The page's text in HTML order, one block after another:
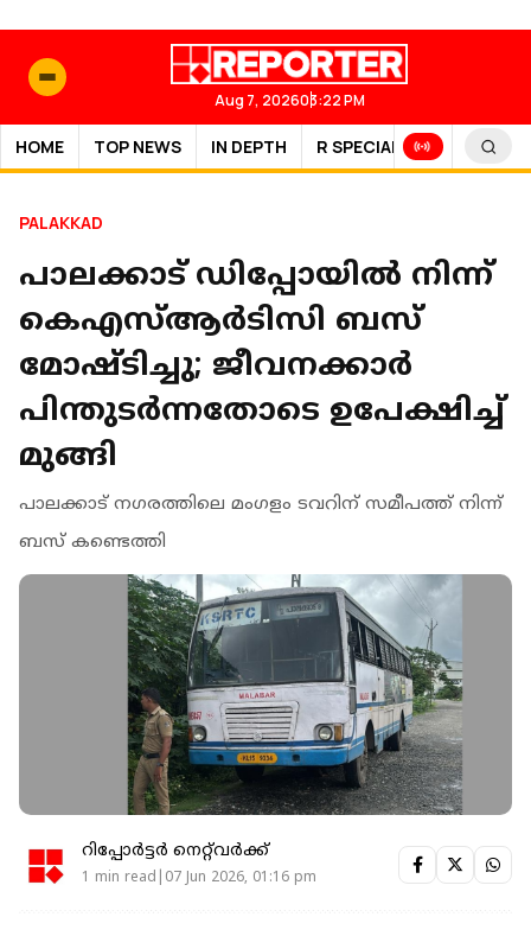
Aug 7, 202603:22 PM
HOME TOP NEWS IN DEPTH R SPECIAL SPORTS
PALAKKAD
പാലക്കാട് ഡിപ്പോയിൽ നിന്ന്
കെഎസ്ആർടിസി ബസ്
മോഷ്ടിച്ചു; ജീവനക്കാർ
പിന്തുടർന്നതോടെ ഉപേക്ഷിച്ച്
മുങ്ങി
പാലക്കാട് നഗരത്തിലെ മംഗളം ടവറിന് സമീപത്ത് നിന്ന്
ബസ് കണ്ടെത്തി
റിപ്പോർട്ടർ നെറ്റ്‌വര്‍ക്ക്‌
1 min read|07 Jun 2026, 01:16 pm